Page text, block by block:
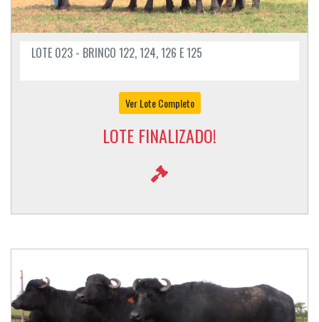
LOTE 023 - BRINCO 122, 124, 126 E 125
Ver Lote Completo
LOTE FINALIZADO!